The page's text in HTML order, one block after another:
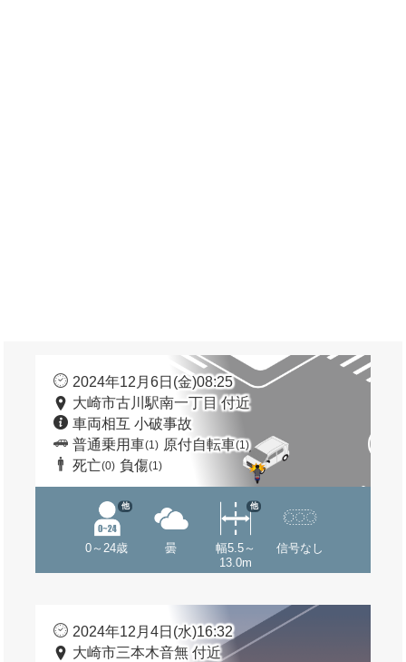
2024年12月6日(金)08:25
大崎市古川駅南一丁目 付近
車両相互 小破事故
普通乗用車(1) 原付自転車(1)
死亡(0) 負傷(1)
0～24歳
他
曇
幅5.5～
13.0m
他
信号なし
2024年12月4日(水)16:32
大崎市三本木音無 付近